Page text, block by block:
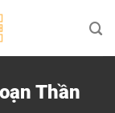
Thần